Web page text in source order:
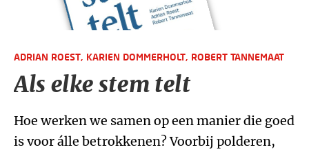
ADRIAN ROEST, KARIEN DOMMERHOLT, ROBERT TANNEMAAT
Als elke stem telt
Hoe werken we samen op een manier die goed
is voor álle betrokkenen? Voorbij polderen,